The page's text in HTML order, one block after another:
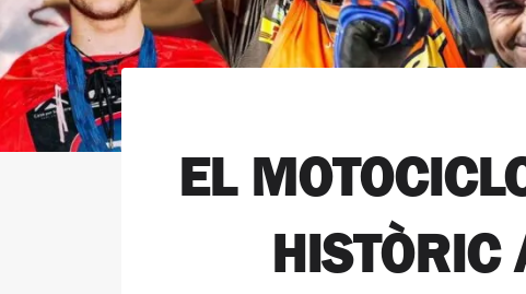
EL
HISTÒRIC